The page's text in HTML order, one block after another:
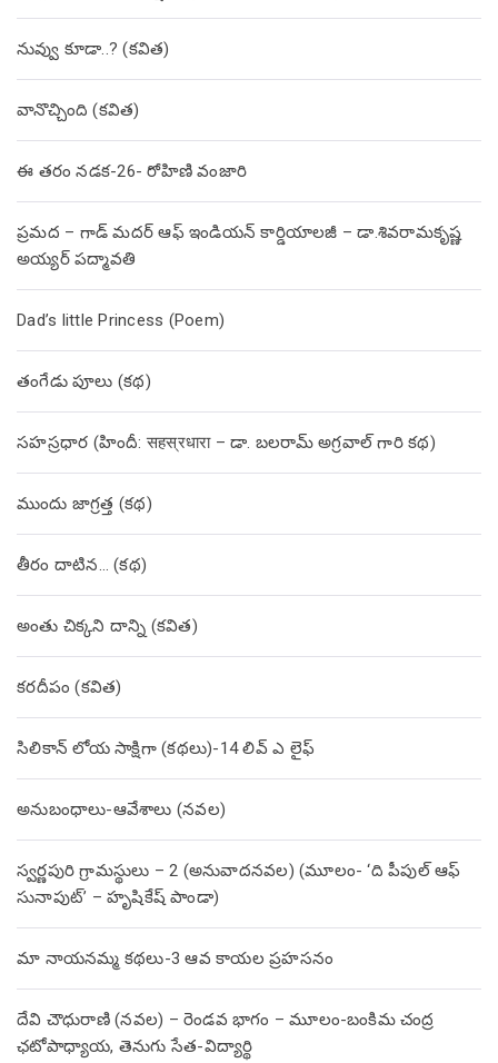
నువ్వు కూడా..? (కవిత)
వానొచ్చింది (కవిత)
ఈ తరం నడక-26- రోహిణి వంజారి
ప్రమద – గాడ్ మదర్ ఆఫ్ ఇండియన్ కార్డియాలజీ – డా.శివరామకృష్ణ
అయ్యర్ పద్మావతి
Dad’s little Princess (Poem)
తంగేడు పూలు (క‌థ‌)
సహస్రధార (హిందీ: सहस्रधारा – డా. బలరామ్ అగ్రవాల్ గారి కథ)
ముందు జాగ్రత్త (క‌థ‌)
తీరం దాటిన… (క‌థ‌)
అంతు చిక్కని దాన్ని (కవిత)
కరదీపం (కవిత)
సిలికాన్ లోయ సాక్షిగా (కథలు)-14 లివ్ ఎ లైఫ్
అనుబంధాలు-ఆవేశాలు (నవల)
స్వర్ణపురి గ్రామస్థులు – 2 (అనువాదనవల) (మూలం- ‘ది పీపుల్ ఆఫ్
సునాపుట్’ – హృషికేష్ పాండా)
మా నాయనమ్మ కథలు-3 ఆవ కాయల ప్రహసనం
దేవి చౌధురాణి (నవల) – రెండవ భాగం – మూలం-బంకిమ చంద్ర
ఛటోపాధ్యాయ, తెనుగు సేత-విద్యార్థి